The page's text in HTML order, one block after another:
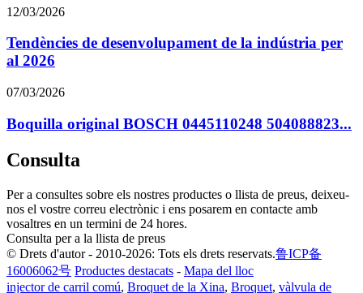
12/03/2026
Tendències de desenvolupament de la indústria per
al 2026
07/03/2026
Boquilla original BOSCH 0445110248 504088823...
Consulta
Per a consultes sobre els nostres productes o llista de preus, deixeu-
nos el vostre correu electrònic i ens posarem en contacte amb
vosaltres en un termini de 24 hores.
Consulta per a la llista de preus
© Drets d'autor - 2010-2026: Tots els drets reservats.鲁ICP备
16006062号 Productes destacats - Mapa del lloc
injector de carril comú, Broquet de la Xina, Broquet, vàlvula de